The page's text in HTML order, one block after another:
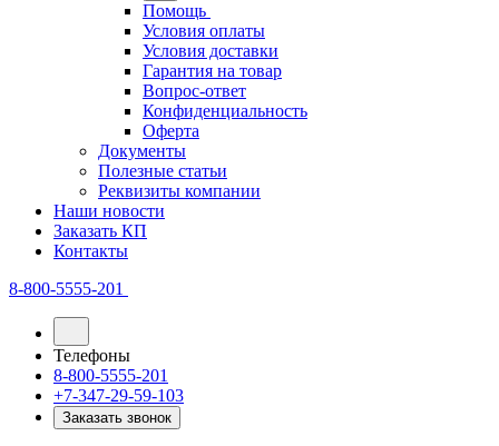
Помощь
Условия оплаты
Условия доставки
Гарантия на товар
Вопрос-ответ
Конфиденциальность
Оферта
Документы
Полезные статьи
Реквизиты компании
Наши новости
Заказать КП
Контакты
8-800-5555-201
Телефоны
8-800-5555-201
+7-347-29-59-103
Заказать звонок